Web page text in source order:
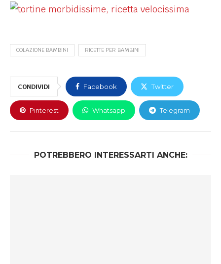
COLAZIONE BAMBINI RICETTE PER BAMBINI
CONDIVIDI Facebook Twitter
Pinterest Whatsapp Telegram
POTREBBERO INTERESSARTI ANCHE: